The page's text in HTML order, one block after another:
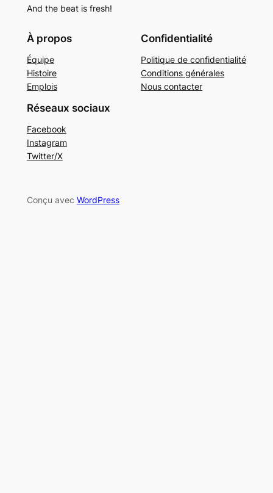
And the beat is fresh!
À propos
Équipe
Histoire
Emplois
Confidentialité
Politique de confidentialité
Conditions générales
Nous contacter
Réseaux sociaux
Facebook
Instagram
Twitter/X
Conçu avec WordPress